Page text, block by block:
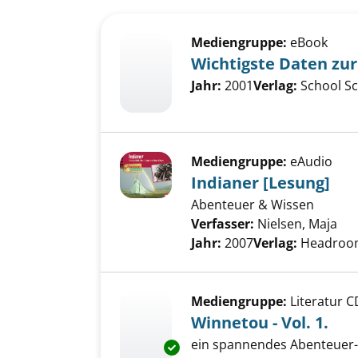
Mediengruppe: eBook
Wichtigste Daten
Suche nach diesem
Jahr: 2001Verlag: School
Mediengruppe: eAudio
Indianer [Lesung]
Abenteuer & Wissen
Verfasser: Nielsen, Maja
Jahr: 2007Verlag:
Exemplar-Details von Winnetou
Mediengruppe: Literatur
Winnetou - Vol. 1.
ein spannendes